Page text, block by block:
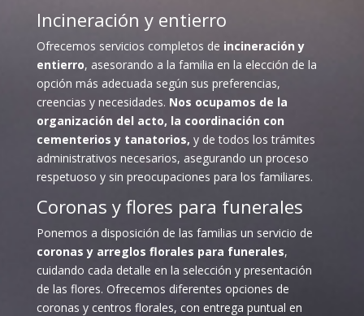
Incineración y entierro
Ofrecemos servicios completos de incineración y
entierro, asesorando a la familia en la elección de la
opción más adecuada según sus preferencias,
creencias y necesidades. Nos ocupamos de la
organización del acto, la coordinación con
cementerios y tanatorios, y de todos los trámites
administrativos necesarios, asegurando un proceso
respetuoso y sin preocupaciones para los familiares.
Coronas y flores para funerales
Ponemos a disposición de las familias un servicio de
coronas y arreglos florales para funerales,
cuidando cada detalle en la selección y presentación
de las flores. Ofrecemos diferentes opciones de
coronas y centros florales, con entrega puntual en